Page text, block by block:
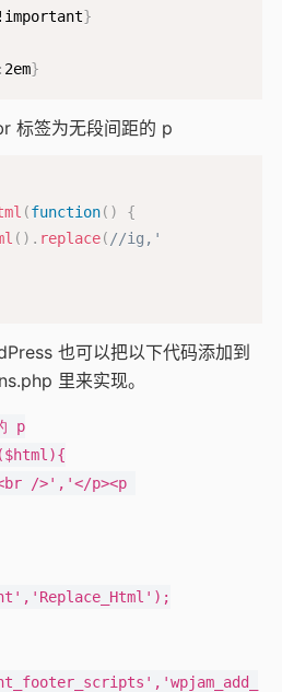
}
: 2em}
标签为无段间距的 p
(function( )
{
( ) . replace(//ig,'
也可以把以下代码添加到
里来实现。
p